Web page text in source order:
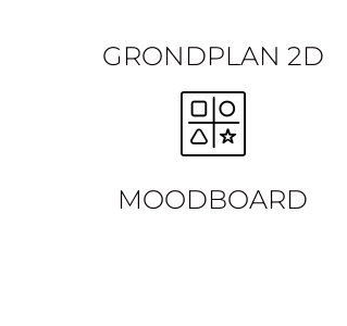
GRONDPLAN 2D
MOODBOARD